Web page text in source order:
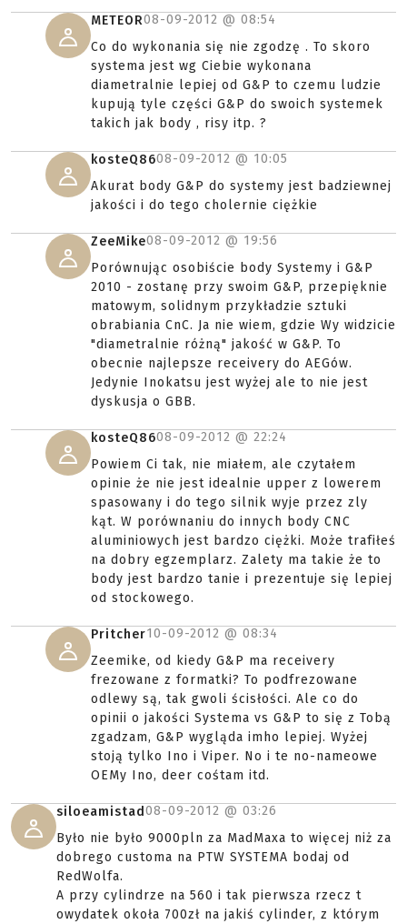
METEOR08-09-2012 @ 08:54
Co do wykonania się nie zgodzę . To skoro
systema jest wg Ciebie wykonana
diametralnie lepiej od G&P to czemu ludzie
kupują tyle części G&P do swoich systemek
takich jak body , risy itp. ?
kosteQ8608-09-2012 @ 10:05
Akurat body G&P do systemy jest badziewnej
jakości i do tego cholernie ciężkie
ZeeMike08-09-2012 @ 19:56
Porównując osobiście body Systemy i G&P
2010 - zostanę przy swoim G&P, przepięknie
matowym, solidnym przykładzie sztuki
obrabiania CnC. Ja nie wiem, gdzie Wy widzicie
"diametralnie różną" jakość w G&P. To
obecnie najlepsze receivery do AEGów.
Jedynie Inokatsu jest wyżej ale to nie jest
dyskusja o GBB.
kosteQ8608-09-2012 @ 22:24
Powiem Ci tak, nie miałem, ale czytałem
opinie że nie jest idealnie upper z lowerem
spasowany i do tego silnik wyje przez zly
kąt. W porównaniu do innych body CNC
aluminiowych jest bardzo ciężki. Może trafiłeś
na dobry egzemplarz. Zalety ma takie że to
body jest bardzo tanie i prezentuje się lepiej
od stockowego.
Pritcher10-09-2012 @ 08:34
Zeemike, od kiedy G&P ma receivery
frezowane z formatki? To podfrezowane
odlewy są, tak gwoli ścisłości. Ale co do
opinii o jakości Systema vs G&P to się z Tobą
zgadzam, G&P wygląda imho lepiej. Wyżej
stoją tylko Ino i Viper. No i te no-nameowe
OEMy Ino, deer cośtam itd.
siloeamistad08-09-2012 @ 03:26
Było nie było 9000pln za MadMaxa to więcej niż za
dobrego customa na PTW SYSTEMA bodaj od
RedWolfa.
A przy cylindrze na 560 i tak pierwsza rzecz t
owydatek okoła 700zł na jakiś cylinder, z którym